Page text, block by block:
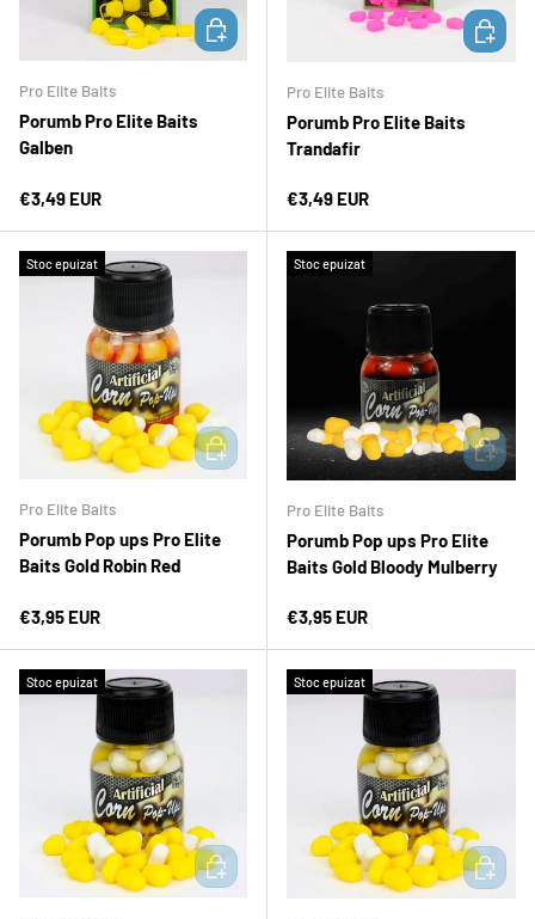
Pro Elite Baits
Porumb Pro Elite Baits
Galben
Preț normal
€3,49 EUR
ADAUGĂ ÎN COȘ
Pro Elite Baits
Porumb Pro Elite Baits
Trandafir
Preț normal
€3,49 EUR
ADAUGĂ
Stoc epuizat
Pro Elite Baits
Porumb Pop ups Pro Elite
Baits Gold Robin Red
Preț normal
€3,95 EUR
ADAUGĂ ÎN COȘ
Stoc epuizat
Pro Elite Baits
Porumb Pop ups Pro Elite
Baits Gold Bloody Mulberry
Preț normal
€3,95 EUR
ADAUGĂ
Stoc epuizat
ADAUGĂ ÎN COȘ
Stoc epuizat
ADAUGĂ